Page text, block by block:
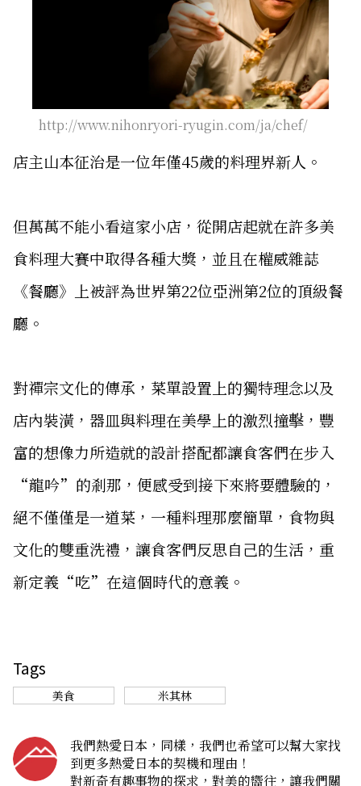
http://www.nihonryori-ryugin.com/ja/chef/
店主山本征治是一位年僅45歲的料理界新人。
但萬萬不能小看這家小店，從開店起就在許多美
食料理大賽中取得各種大獎，並且在權威雜誌
《餐廳》上被評為世界第22位亞洲第2位的頂級餐
廳。
對禪宗文化的傳承，菜單設置上的獨特理念以及
店內裝潢，器皿與料理在美學上的激烈撞擊，豐
富的想像力所造就的設計搭配都讓食客們在步入
“龍吟”的剎那，便感受到接下來將要體驗的，
絕不僅僅是一道菜，一種料理那麼簡單，食物與
文化的雙重洗禮，讓食客們反思自己的生活，重
新定義“吃”在這個時代的意義。
Tags
美食 米其林
我們熱愛日本，同樣，我們也希望可以幫大家找
到更多熱愛日本的契機和理由！
對新奇有趣事物的探求，對美的嚮往，讓我們關